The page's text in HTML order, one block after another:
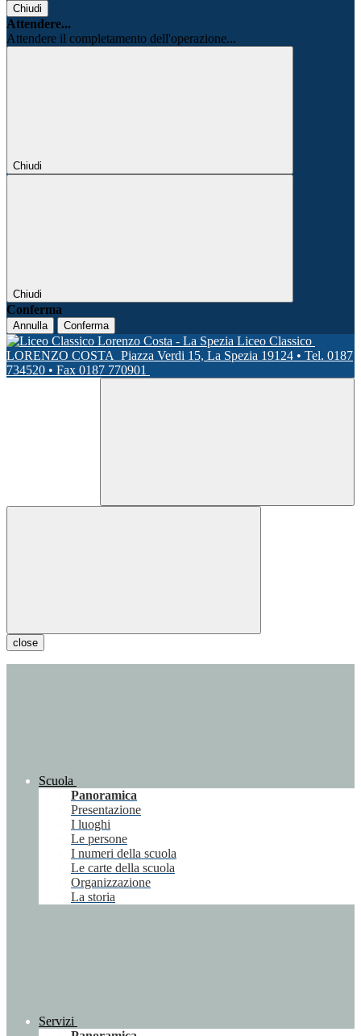
Chiudi
Attendere...
Attendere il completamento dell'operazione...
Chiudi
Chiudi
Conferma
Annulla Conferma
Liceo Classico
LORENZO COSTA Piazza Verdi 15, La Spezia 19124 • Tel. 0187
734520 • Fax 0187 770901
close
Scuola
Panoramica
Presentazione
I luoghi
Le persone
I numeri della scuola
Le carte della scuola
Organizzazione
La storia
Servizi